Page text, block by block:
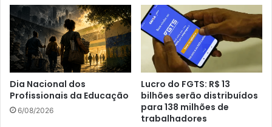
Dia Nacional dos
Profissionais da Educação
6/08/2026
Lucro do FGTS: R$ 13
bilhões serão distribuídos
para 138 milhões de
trabalhadores